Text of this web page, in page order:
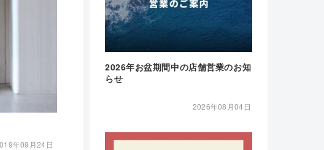
年09月24日
2026年お盆期間中の店舗営業のお知
らせ
2026年08月04日